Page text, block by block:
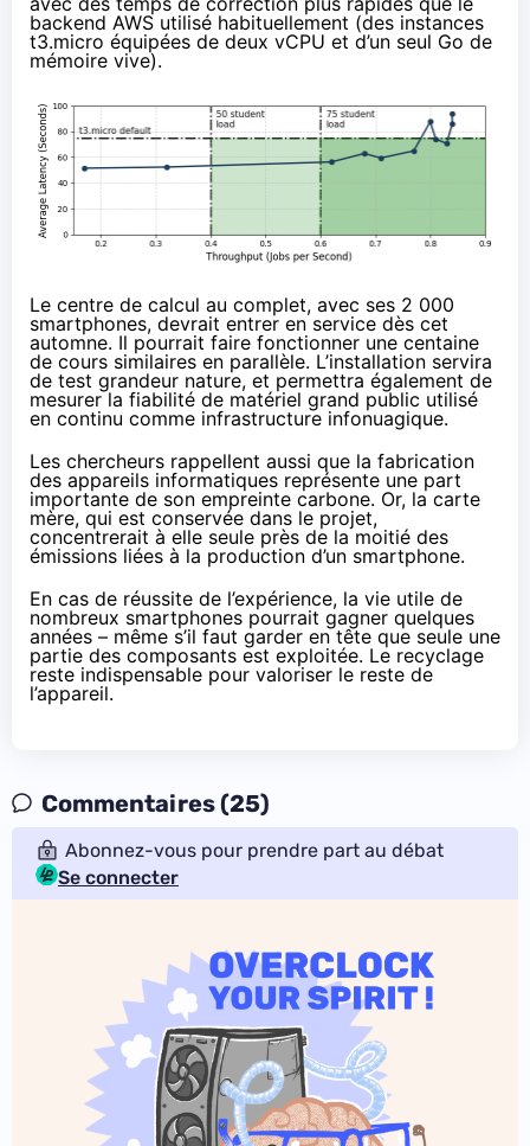
backend AWS utilisé habituellement (des instances
t3.micro équipées de deux vCPU et d’un seul Go de
mémoire vive).
Le centre de calcul au complet, avec ses 2 000
smartphones, devrait entrer en service dès cet
automne. Il pourrait faire fonctionner une centaine
de cours similaires en parallèle. L’installation servira
de test grandeur nature, et permettra également de
mesurer la fiabilité de matériel grand public utilisé
en continu comme infrastructure infonuagique.
Les chercheurs rappellent aussi que la fabrication
des appareils informatiques représente une part
importante de son empreinte carbone. Or, la carte
mère, qui est conservée dans le projet,
concentrerait à elle seule près de la moitié des
émissions liées à la production d’un smartphone.
En cas de réussite de l’expérience, la vie utile de
nombreux smartphones pourrait gagner quelques
années – même s’il faut garder en tête que seule une
partie des composants est exploitée. Le recyclage
reste indispensable pour valoriser le reste de
l’appareil.
Commentaires (25)
Abonnez-vous pour prendre part au débat
Se connecter